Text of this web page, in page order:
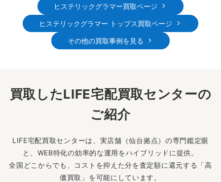
ヒステリックグラマー買取ページ
ヒステリックグラマー トップス買取ページ
その他の買取事例を見る
買取したLIFE宅配買取センターの
ご紹介
LIFE宅配買取センターは、実店舗（仙台拠点）の専門鑑定眼
と、WEB特化の効率的な運用をハイブリッドに提供。
全国どこからでも、コストを抑えた分を査定額に還元する「高
価買取」を可能にしています。